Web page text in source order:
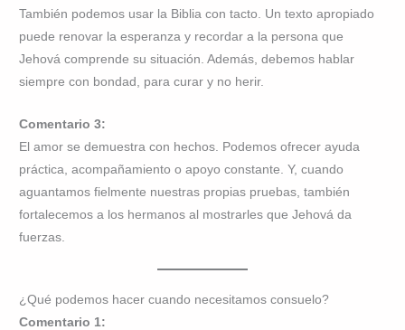
También podemos usar la Biblia con tacto. Un texto apropiado
puede renovar la esperanza y recordar a la persona que
Jehová comprende su situación. Además, debemos hablar
siempre con bondad, para curar y no herir.
Comentario 3:
El amor se demuestra con hechos. Podemos ofrecer ayuda
práctica, acompañamiento o apoyo constante. Y, cuando
aguantamos fielmente nuestras propias pruebas, también
fortalecemos a los hermanos al mostrarles que Jehová da
fuerzas.
¿Qué podemos hacer cuando necesitamos consuelo?
Comentario 1: